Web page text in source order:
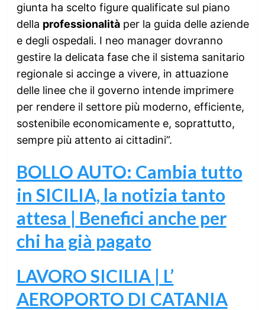
giunta ha scelto figure qualificate sul piano
della professionalitàper la guida delle aziende
e degli ospedali. I neo manager dovranno
gestire la delicata fase che il sistema sanitario
regionale si accinge a vivere, in attuazione
delle linee che il governo intende imprimere
per rendere il settore più moderno, efficiente,
sostenibile economicamente e, soprattutto,
sempre più attento ai cittadini”.
BOLLO AUTO: Cambia tutto
in SICILIA, la notizia tanto
attesa | Benefici anche per
chi ha già pagato
LAVORO SICILIA | L’
AEROPORTO DI CATANIA